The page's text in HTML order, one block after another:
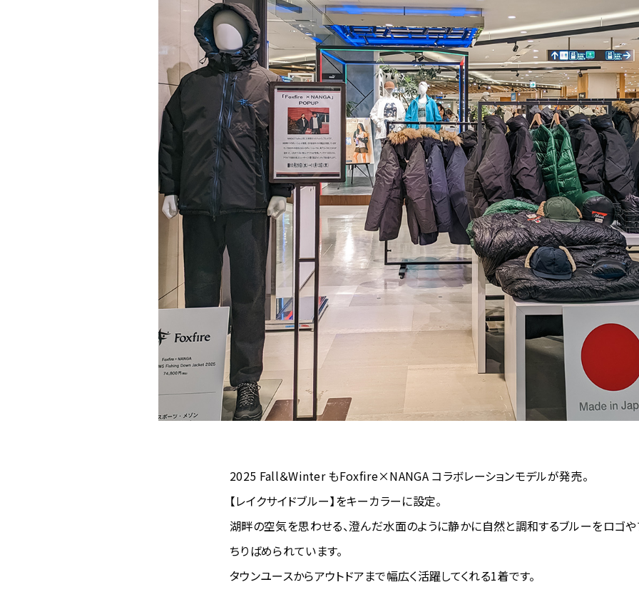
2025 Fall＆Winter もFoxfire×NANGA コラボレーションモデルが発売。
【レイクサイドブルー】をキーカラーに設定。
湖畔の空気を思わせる、澄んだ水面のように静かに自然と調和するブルーをロゴや
ちりばめられています。
タウンユースからアウトドアまで幅広く活躍してくれる1着です。